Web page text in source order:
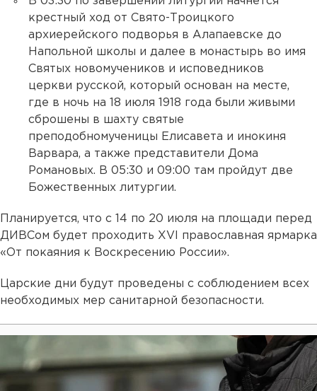
крестный ход от Свято-Троицкого
архиерейского подворья в Алапаевске до
Напольной школы и далее в монастырь во имя
Святых новомучеников и исповедников
церкви русской, который основан на месте,
где в ночь на 18 июля 1918 года были живыми
сброшены в шахту святые
преподобномученицы Елисавета и инокиня
Варвара, а также представители Дома
Романовых. В 05:30 и 09:00 там пройдут две
Божественных литургии.
Планируется, что с 14 по 20 июля на площади перед
ДИВСом будет проходить XVI православная ярмарка
«От покаяния к Воскресению России».
Царские дни будут проведены с соблюдением всех
необходимых мер санитарной безопасности.